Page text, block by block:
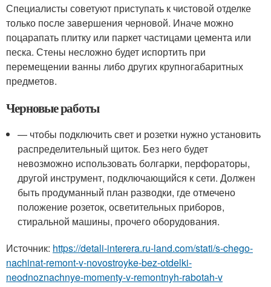
Специалисты советуют приступать к чистовой отделке
только после завершения черновой. Иначе можно
поцарапать плитку или паркет частицами цемента или
песка. Стены несложно будет испортить при
перемещении ванны либо других крупногабаритных
предметов.
Черновые работы
— чтобы подключить свет и розетки нужно установить
распределительный щиток. Без него будет
невозможно использовать болгарки, перфораторы,
другой инструмент, подключающийся к сети. Должен
быть продуманный план разводки, где отмечено
положение розеток, осветительных приборов,
стиральной машины, прочего оборудования.
Источник: https://detali-interera.ru-land.com/stati/s-chego-
nachinat-remont-v-novostroyke-bez-otdelki-
neodnoznachnye-momenty-v-remontnyh-rabotah-v